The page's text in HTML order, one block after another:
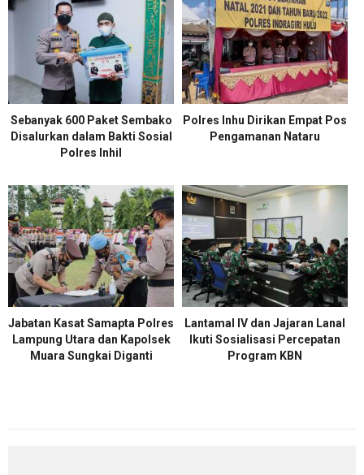
Sebanyak 600 Paket Sembako
Disalurkan dalam Bakti Sosial
Polres Inhil
Polres Inhu Dirikan Empat Pos
Pengamanan Nataru
Jabatan Kasat Samapta Polres
Lampung Utara dan Kapolsek
Muara Sungkai Diganti
Lantamal IV dan Jajaran Lanal
Ikuti Sosialisasi Percepatan
Program KBN